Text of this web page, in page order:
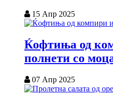
15 Апр 2025
Ќофтиња од
полнети со
07 Апр 2025